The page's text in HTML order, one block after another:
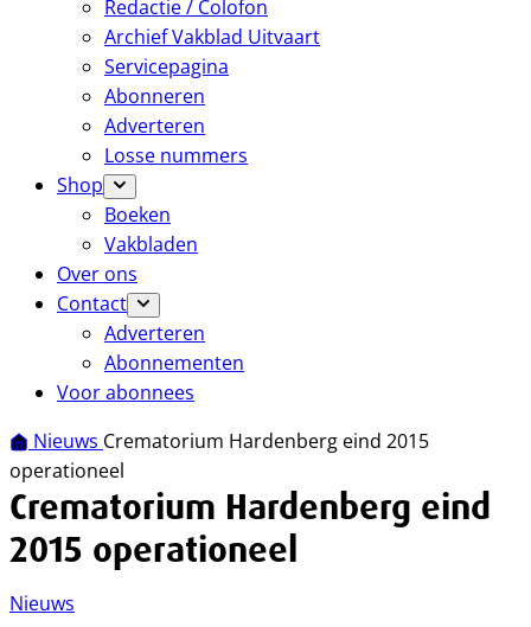
Redactie / Colofon
Archief Vakblad Uitvaart
Servicepagina
Abonneren
Adverteren
Losse nummers
Shop
Boeken
Vakbladen
Over ons
Contact
Adverteren
Abonnementen
Voor abonnees
Nieuws Crematorium Hardenberg eind 2015
operationeel
Crematorium Hardenberg eind
2015 operationeel
Nieuws